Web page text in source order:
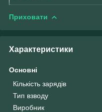
Приховати
Характеристики
Основні
Кількість зарядів
Тип взводу
Виробник